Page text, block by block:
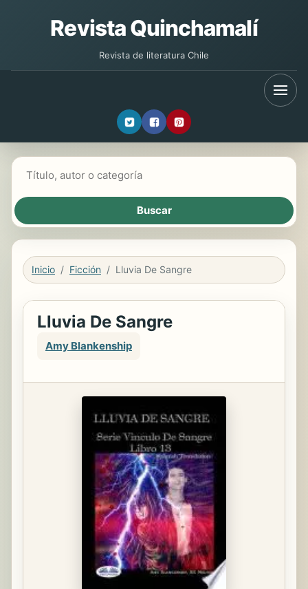
Revista Quinchamalí
Revista de literatura Chile
Inicio Ficción Lluvia De Sangre
Lluvia De Sangre
Amy Blankenship